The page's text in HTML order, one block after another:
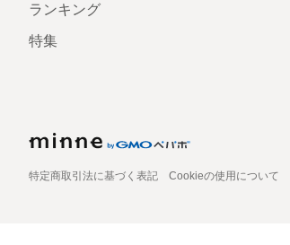
ランキング
特集
特定商取引法に基づく表記 Cookieの使用について